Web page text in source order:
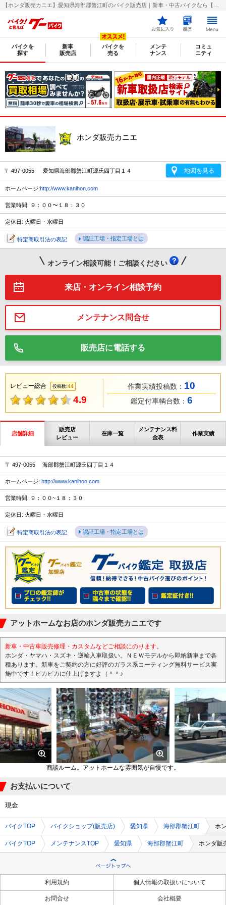
バイクを
探す
新車
販売店
バイクを
売る
メンテ
ナンス
コミュ
ニティ
ホンダ販売カニエ
〒 497-0055 愛知県海部郡蟹江町源氏四丁目１４ 地図を見る
ホームページ:http://www.kanihon.com
営業時間: ９：００〜１８：３０
定休日: 火曜日・水曜日
特定商取引法の表記 認証工場・指定工場とは
オンライン相談可能！ご相談ください
来店・オンライン相談予約
メンテナンス問合せ
販売店に電話する
レビュー総合 投稿数:44
4.9
作業実績投稿数： 10
鑑定付車輌台数： 6
店舗詳細
販売店
レビュー
在庫一覧
メンテナンス料
金表
作業実績
〒 497-0055 海部郡蟹江町源氏四丁目１４
ホームページ: http://www.kanihon.com
営業時間: ９：００~１８：３０
定休日: 火曜日・水曜日
特定商取引法の表記 認証工場・指定工場とは
アットホームなお店のホンダ販売カニエです
新車・中古車販売修理・カスタムなどご相談にのります。
ホンダ・ヤマハ・スズキ・逆輸入車取扱い。ＮＥＷモデルから即納新車まで各
種あります。新車をご契約の方に好評のガラス系コーティング無料サービス実
施中です！ピカピカに仕上げますよ（＾＾♪
商談ルーム。アットホームな雰囲気が自慢です。
お支払いについて
現金
バイクTOP バイクショップ(販売店) 愛知県 海部郡蟹江町 ホ
バイクTOP メンテナンスTOP 愛知県 海部郡蟹江町 ホンダ販
利用規約 個人情報の取扱いについて
お問合せ 会社概要